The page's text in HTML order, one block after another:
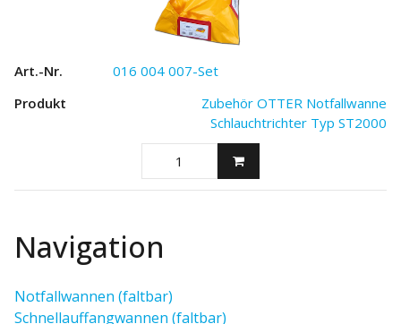
Navigation
Notfallwannen (faltbar)
Schnellauffangwannen (faltbar)
016 004 007-Set
Zubehör OTTER Notfallwanne
Schlauchtrichter Typ ST2000